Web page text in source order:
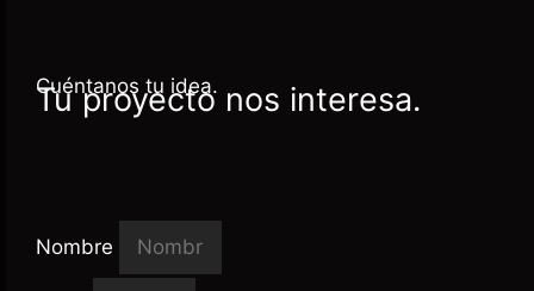
Cuéntanos tu idea.
Tu proyecto nos interesa.
Nombre